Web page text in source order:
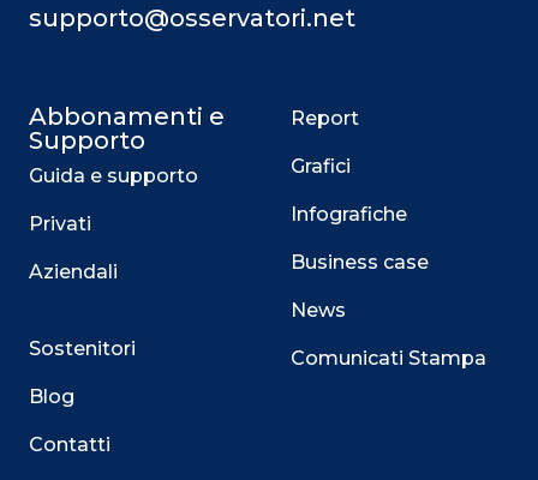
supporto@osservatori.net
Abbonamenti e
Supporto
Guida e supporto
Privati
Aziendali
Sostenitori
Blog
Contatti
Report
Grafici
Infografiche
Business case
News
Comunicati Stampa